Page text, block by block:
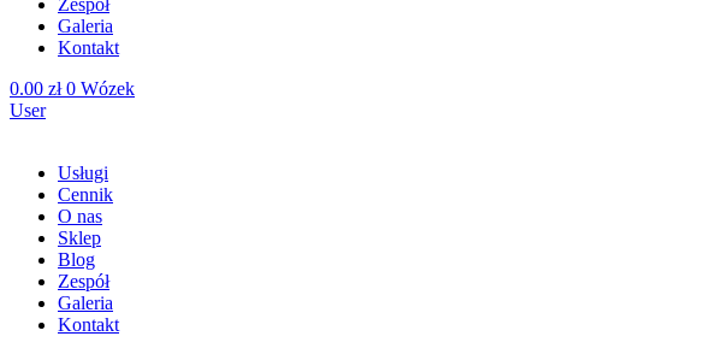
Zespół
Galeria
Kontakt
0.00 zł 0 Wózek
User
Usługi
Cennik
O nas
Sklep
Blog
Zespół
Galeria
Kontakt